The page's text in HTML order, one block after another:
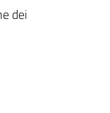
dei